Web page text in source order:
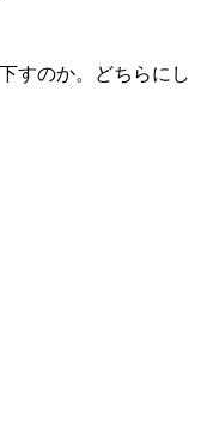
すのか。どちらにし